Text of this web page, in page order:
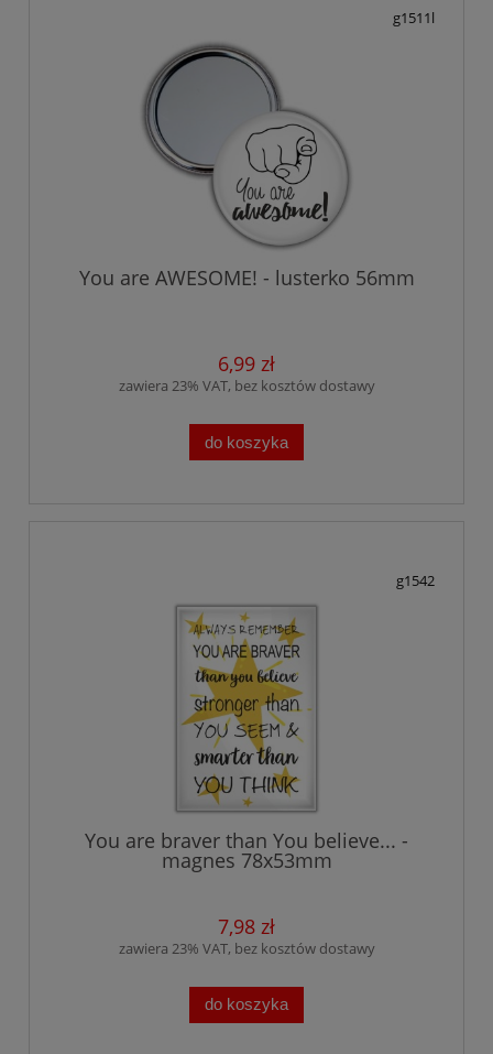
g1511l
You are AWESOME! - lusterko 56mm
6,99 zł
zawiera 23% VAT, bez kosztów dostawy
do koszyka
g1542
You are braver than You believe... -
magnes 78x53mm
7,98 zł
zawiera 23% VAT, bez kosztów dostawy
do koszyka